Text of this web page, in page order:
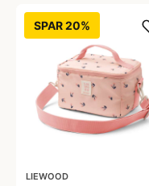
SPAR 20%
LIEWOOD